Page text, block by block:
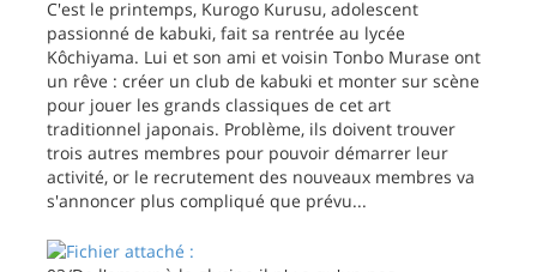
C'est le printemps, Kurogo Kurusu, adolescent
passionné de kabuki, fait sa rentrée au lycée
Kôchiyama. Lui et son ami et voisin Tonbo Murase ont
un rêve : créer un club de kabuki et monter sur scène
pour jouer les grands classiques de cet art
traditionnel japonais. Problème, ils doivent trouver
trois autres membres pour pouvoir démarrer leur
activité, or le recrutement des nouveaux membres va
s'annoncer plus compliqué que prévu...